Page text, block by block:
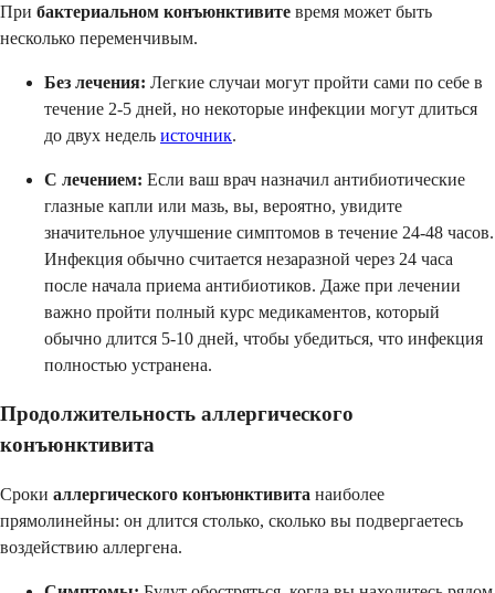
При бактериальном конъюнктивите время может быть
несколько переменчивым.
Без лечения: Легкие случаи могут пройти сами по себе в
течение 2-5 дней, но некоторые инфекции могут длиться
до двух недель источник.
С лечением: Если ваш врач назначил антибиотические
глазные капли или мазь, вы, вероятно, увидите
значительное улучшение симптомов в течение 24-48 часов.
Инфекция обычно считается незаразной через 24 часа
после начала приема антибиотиков. Даже при лечении
важно пройти полный курс медикаментов, который
обычно длится 5-10 дней, чтобы убедиться, что инфекция
полностью устранена.
Продолжительность аллергического
конъюнктивита
Сроки аллергического конъюнктивита наиболее
прямолинейны: он длится столько, сколько вы подвергаетесь
воздействию аллергена.